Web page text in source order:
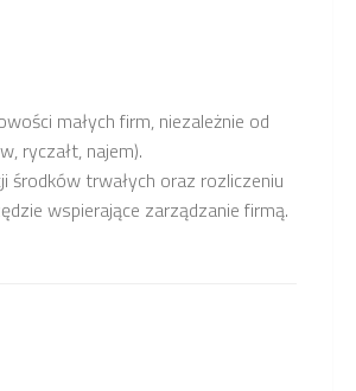
małych firm, niezależnie od
ryczałt, najem).
środków trwałych oraz rozliczeniu
wspierające zarządzanie firmą.